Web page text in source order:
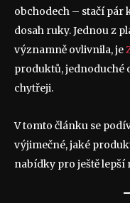
obchodech – stačí pár
dosah ruky. Jednou z
významně ovlivnila, je
produktů, jednoduché
chytřeji.
V tomto článku se
výjimečné, jaké
nabídky pro ještě lepší